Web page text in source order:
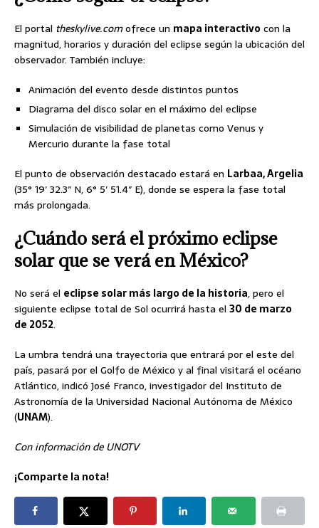
El portal theskylive.comofrece un mapa interactivo con la
magnitud, horarios y duración del eclipse según la ubicación del
observador. También incluye:
Animación del evento desde distintos puntos
Diagrama del disco solar en el máximo del eclipse
Simulación de visibilidad de planetas como Venus y
Mercurio durante la fase total
El punto de observación destacado estará en Larbaa, Argelia
(35° 19′ 32.3″ N, 6° 5′ 51.4″ E), donde se espera la fase total
más prolongada.
¿Cuándo será el próximo eclipse
solar que se verá en México?
No será el eclipse solar más largo de la historia, pero el
siguiente eclipse total de Sol ocurrirá hasta el 30 de marzo
de 2052.
La umbra tendrá una trayectoria que entrará por el este del
país, pasará por el Golfo de México y al final visitará el océano
Atlántico, indicó José Franco, investigador del Instituto de
Astronomía de la Universidad Nacional Autónoma de México
(UNAM).
Con información de UNOTV
¡Comparte la nota!